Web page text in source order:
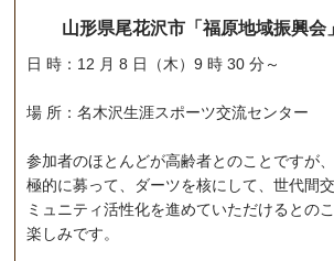
山形県尾花沢市「福原地域振興会
日 時：12 月 8 日（木）9 時 30 分～
場 所：名木沢生涯スポーツ交流センター
参加者のほとんどが高齢者とのことですが
極的に募って、ダーツを核にして、世代間
ミュニティ活性化を進めていただけるとの
楽しみです。